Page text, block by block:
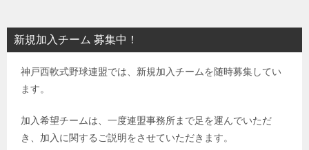
新規加入チーム 募集中！
神戸西軟式野球連盟では、新規加入チームを随時募集してい
ます。
加入希望チームは、一度連盟事務所まで足を運んでいただ
き、加入に関するご説明をさせていただきます。